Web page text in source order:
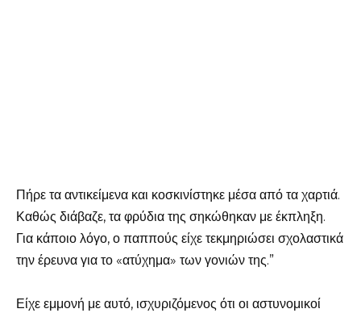
Πήρε τα αντικείμενα και κοσκινίστηκε μέσα από τα χαρτιά.
Καθώς διάβαζε, τα φρύδια της σηκώθηκαν με έκπληξη.
Για κάποιο λόγο, ο παππούς είχε τεκμηριώσει σχολαστικά
την έρευνα για το «ατύχημα» των γονιών της.”
Είχε εμμονή με αυτό, ισχυριζόμενος ότι οι αστυνομικοί